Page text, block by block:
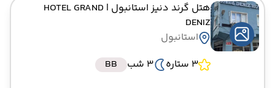
هتل گرند دنیز استانبول | HOTEL GRAND
DENIZ
استانبول
3 ستاره
3 شب BB